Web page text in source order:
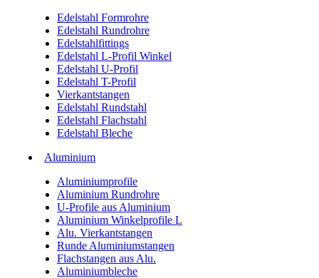
Edelstahl Formrohre
Edelstahl Rundrohre
Edelstahlfittings
Edelstahl L-Profil Winkel
Edelstahl U-Profil
Edelstahl T-Profil
Vierkantstangen
Edelstahl Rundstahl
Edelstahl Flachstahl
Edelstahl Bleche
Aluminium
Aluminiumprofile
Aluminium Rundrohre
U-Profile aus Aluminium
Aluminium Winkelprofile L
Alu. Vierkantstangen
Runde Aluminiumstangen
Flachstangen aus Alu.
Aluminiumbleche